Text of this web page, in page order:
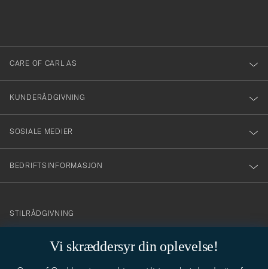
Vi skræddersyr din oplevelse!
dig
till
vårt
nyhetsbrev!
CARE OF CARL AS
KUNDERÅDGIVNING
SOSIALE MEDIER
BEDRIFTSINFORMASJON
info@careofcarl.no
STILRÅDGIVNING